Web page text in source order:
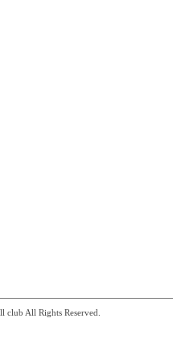
club All Rights Reserved.